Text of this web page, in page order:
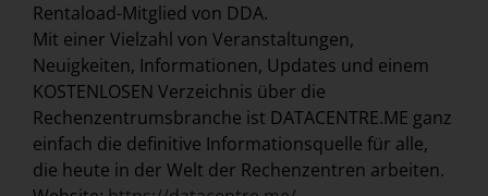
Rentaload-Mitglied von DDA.
Mit einer Vielzahl von Veranstaltungen,
Neuigkeiten, Informationen, Updates und einem
KOSTENLOSEN Verzeichnis über die
Rechenzentrumsbranche ist DATACENTRE.ME ganz
einfach die definitive Informationsquelle für alle,
die heute in der Welt der Rechenzentren arbeiten.